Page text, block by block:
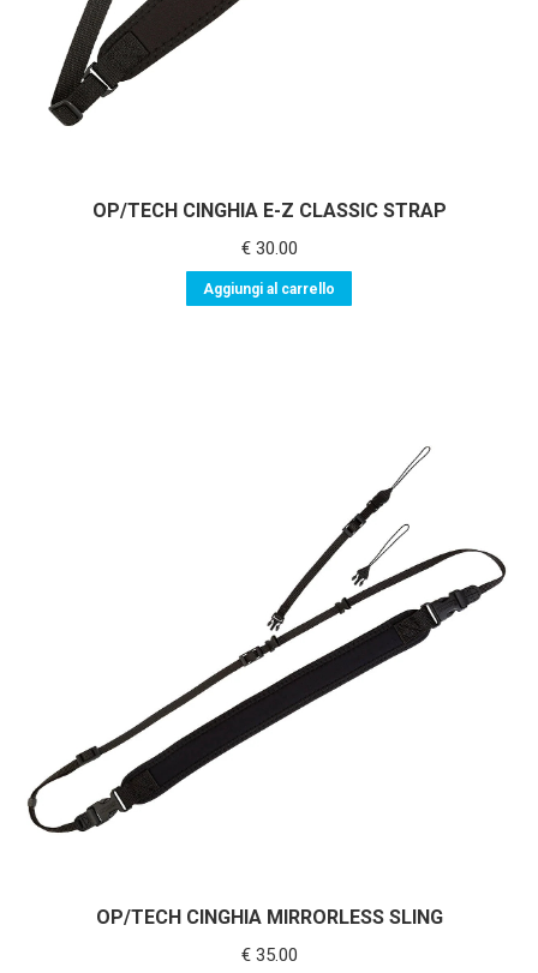
OP/TECH CINGHIA E-Z CLASSIC STRAP
€30.00
Aggiungi al carrello
OP/TECH CINGHIA MIRRORLESS SLING
€35.00